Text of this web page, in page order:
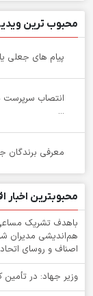
محبوب ترین
پیام های جعلی
انتصاب سرپرست
...
معرفی برندگان
محبوبترین اخبار
باهدف تشریک
هم‌اندیشی مدیران
اصناف و روسای
وزیر جهاد: در